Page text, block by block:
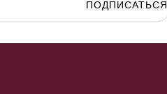
ПОДПИСАТЬСЯ